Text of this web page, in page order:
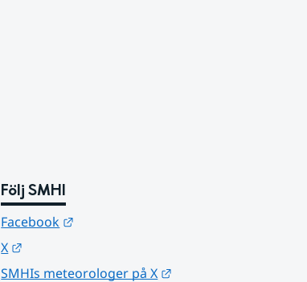
Följ SMHI
Facebook
X
SMHIs meteorologer på X